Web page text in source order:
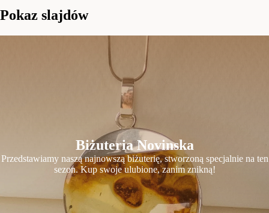
Pokaz slajdów
Biżuteria Novinska
Przedstawiamy naszą najnowszą biżuterię, stworzoną specjalnie na ten
sezon. Kup swoje ulubione, zanim znikną!